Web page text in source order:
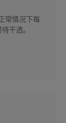
常情况下每
干透。